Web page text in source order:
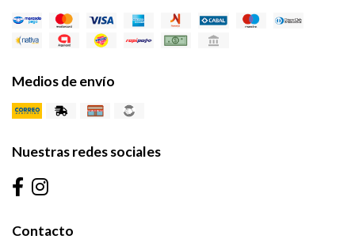
Medios de envío
Nuestras redes sociales
Contacto